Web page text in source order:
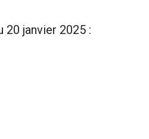
20 janvier 2025 :